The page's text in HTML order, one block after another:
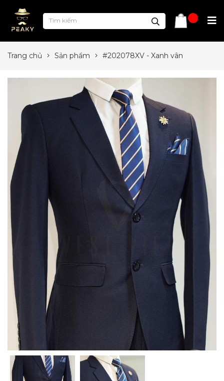
Trang chủ Sản phẩm #202078XV - Xanh vân